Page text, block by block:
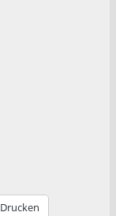
Dru­cken